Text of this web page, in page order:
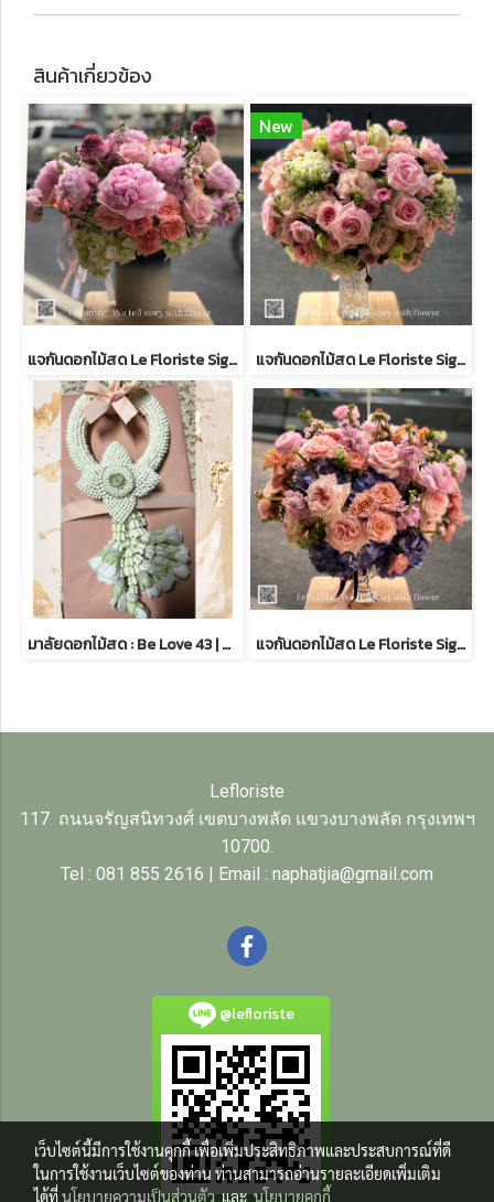
สินค้าเกี่ยวข้อง
แจกันดอกไม้สด Le Floriste Signature Vases No.43 (พรีเมียม)I Peony Seasanal
New
แจกันดอกไม้สด Le Floriste Signature Vases No. 21 (พรีเมียม)
มาลัยดอกไม้สด : Be Love 43 | มาลัยไหว้พระ | Lefloriste แจกันดอกไม้สด Le Floriste Signature Vases No. 37 (พรีเมียม)
Lefloriste
117 ถนนจรัญสนิทวงศ์ เขตบางพลัด แขวงบางพลัด กรุงเทพฯ
10700.
Tel : 081 855 2616 | Email : naphatjia@gmail.com
@lefloriste
เว็บไซต์นี้มีการใช้งานคุกกี้ เพื่อเพิ่มประสิทธิภาพและประสบการณ์ที่ดี
ในการใช้งานเว็บไซต์ของท่าน ท่านสามารถอ่านรายละเอียดเพิ่มเติม
ได้ที่นโยบายความเป็นส่วนตัวและนโยบายคุกกี้